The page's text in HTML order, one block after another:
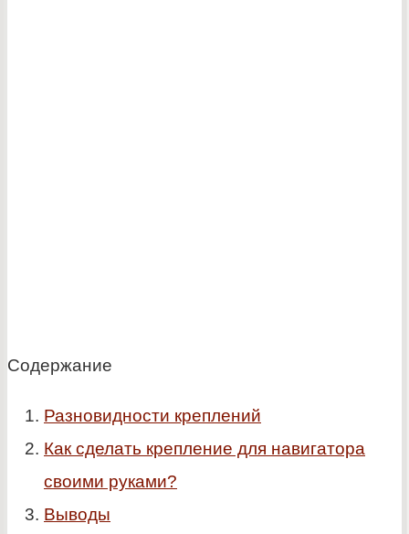
Содержание
Разновидности креплений
Как сделать крепление для навигатора
своими руками?
Выводы